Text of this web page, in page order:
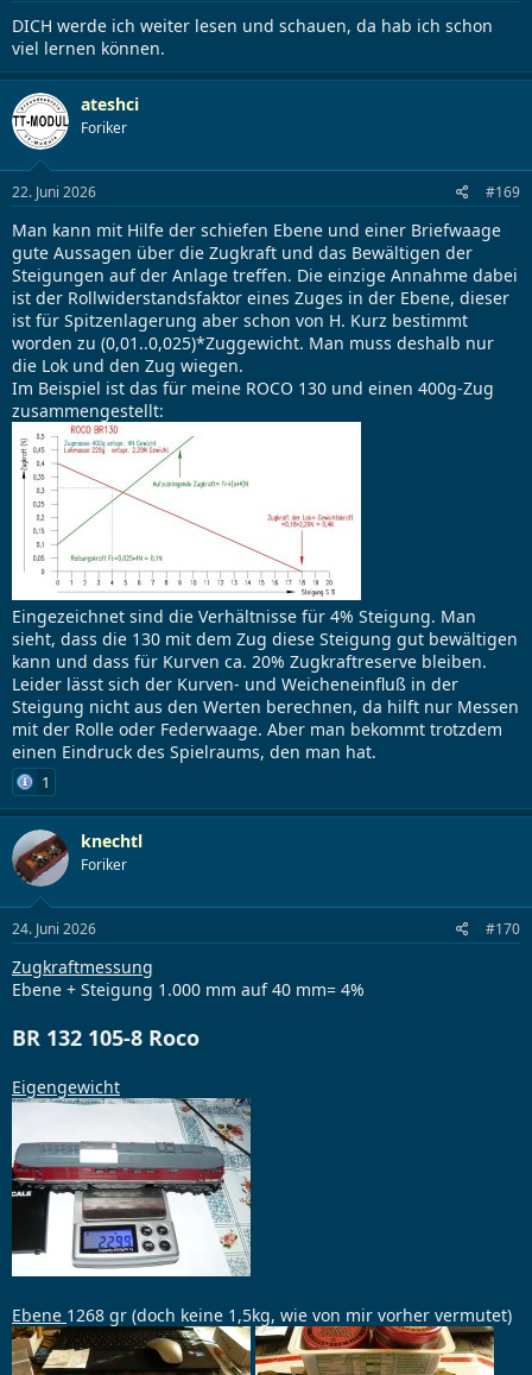
DICH werde ich weiter lesen und schauen, da hab ich schon
viel lernen können.
ateshci
Foriker
22. Juni 2026 #169
Man kann mit Hilfe der schiefen Ebene und einer Briefwaage
gute Aussagen über die Zugkraft und das Bewältigen der
Steigungen auf der Anlage treffen. Die einzige Annahme dabei
ist der Rollwiderstandsfaktor eines Zuges in der Ebene, dieser
ist für Spitzenlagerung aber schon von H. Kurz bestimmt
worden zu (0,01..0,025)*Zuggewicht. Man muss deshalb nur
die Lok und den Zug wiegen.
Im Beispiel ist das für meine ROCO 130 und einen 400g-Zug
zusammengestellt:
Eingezeichnet sind die Verhältnisse für 4% Steigung. Man
sieht, dass die 130 mit dem Zug diese Steigung gut bewältigen
kann und dass für Kurven ca. 20% Zugkraftreserve bleiben.
Leider lässt sich der Kurven- und Weicheneinfluß in der
Steigung nicht aus den Werten berechnen, da hilft nur Messen
mit der Rolle oder Federwaage. Aber man bekommt trotzdem
einen Eindruck des Spielraums, den man hat.
1
knechtl
Foriker
24. Juni 2026 #170
Zugkraftmessung
Ebene + Steigung 1.000 mm auf 40 mm= 4%
BR 132 105-8 Roco
Eigengewicht
Ebene 1268 gr (doch keine 1,5kg, wie von mir vorher vermutet)